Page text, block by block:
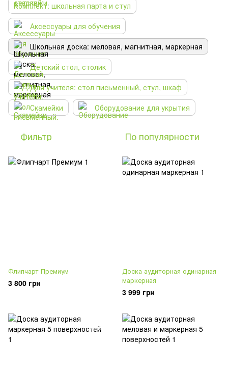
Комплект: школьная парта и стул
Аксессуары для обучения
Школьная доска: меловая, магнитная, маркерная
Детский стол, столик
Для учителя: стол письменный, стул, шкаф
Скамейки
Оборудование для укрытия
Фильтр По популярности
Флипчарт Премиум
3 800 грн
Доска аудиторная одинарная
маркерная
3 999 грн